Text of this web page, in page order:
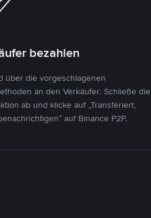
bezahlen
über die vorgeschlagenen
an den Verkäufer. Schließe die
ab und klicke auf „Transferiert,
auf Binance P2P.